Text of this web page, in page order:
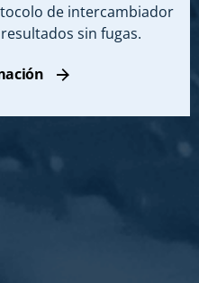
de intercambiador
sin fugas.